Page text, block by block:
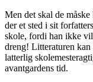
Men det skal de
der et sted i sit
skole, fordi han ikke
dreng! Litteraturen
latterlig
avantgardens tid.